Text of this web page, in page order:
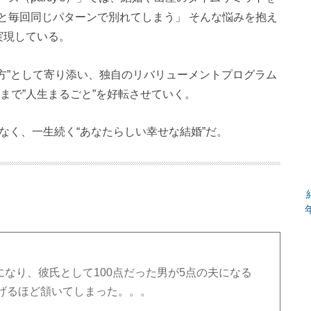
回同じパターンで別れてしまう」 そんな悩みを抱え
している。
として寄り添い、独自のリバリューメントプログラム
”人生まるごと”を好転させていく。
、一生続く“あなたらしい幸せな結婚”だ。
り、彼氏として100点だった男が5点の夫になる
ほど頷いてしまった。。。